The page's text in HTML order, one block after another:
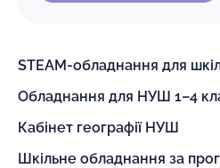
STEAM-обладнання для
Обладнання для НУШ 1–4
Кабінет географії НУШ
Шкільне обладнання за